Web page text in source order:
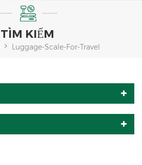
TÌM KIẾM
Luggage-Scale-For-Travel